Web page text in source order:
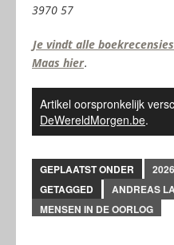
3970 57
Je vindt alle
Maas hier.
Artikel oorspronkelijk
DeWereldMorgen.be.
GEPLAATST ONDER
2026
GETAGGED
ANDREAS
MENSEN IN DE OORLOG